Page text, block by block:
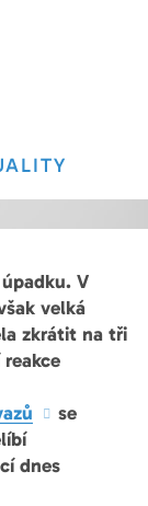
V
velká
zkrátit na tři
se
dnes